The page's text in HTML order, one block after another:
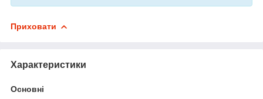
Приховати
Характеристики
Основні